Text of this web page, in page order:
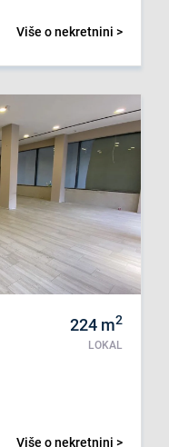
Više o nekretnini >
224 m2
LOKAL
Više o nekretnini >